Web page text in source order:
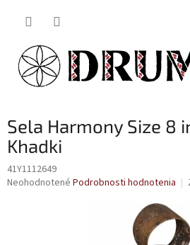
Sela Harmony Size 8
Khadki
41Y1112649
Priemerné
Neohodnotené Podrobnosti hodnotenia